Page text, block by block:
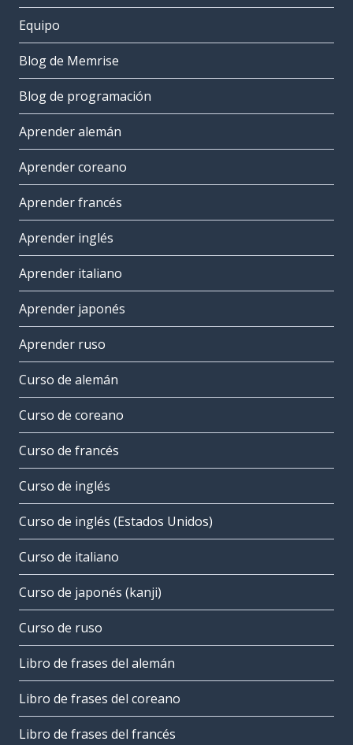
Equipo
Blog de Memrise
Blog de programación
Aprender alemán
Aprender coreano
Aprender francés
Aprender inglés
Aprender italiano
Aprender japonés
Aprender ruso
Curso de alemán
Curso de coreano
Curso de francés
Curso de inglés
Curso de inglés (Estados Unidos)
Curso de italiano
Curso de japonés (kanji)
Curso de ruso
Libro de frases del alemán
Libro de frases del coreano
Libro de frases del francés